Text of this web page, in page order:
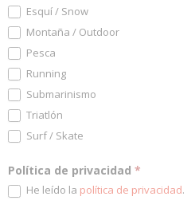
Esquí / Snow
Montaña / Outdoor
Pesca
Running
Submarinismo
Triatlón
Surf / Skate
Política de privacidad *
He leído la política de privacidad.